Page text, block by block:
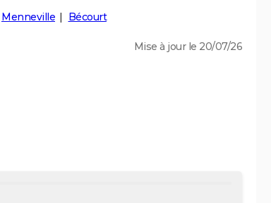
Menneville Bécourt
Mise à jour le 20/07/26